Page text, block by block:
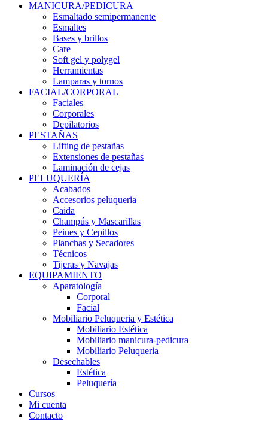
MANICURA/PEDICURA
Esmaltado semipermanente
Esmaltes
Bases y brillos
Care
Soft gel y polygel
Herramientas
Lamparas y tornos
FACIAL/CORPORAL
Faciales
Corporales
Depilatorios
PESTAÑAS
Lifting de pestañas
Extensiones de pestañas
Laminación de cejas
PELUQUERÍA
Acabados
Accesorios peluqueria
Caida
Champús y Mascarillas
Peines y Cepillos
Planchas y Secadores
Técnicos
Tijeras y Navajas
EQUIPAMIENTO
Aparatología
Corporal
Facial
Mobiliario Peluqueria y Estética
Mobiliario Estética
Mobiliario manicura-pedicura
Mobiliario Peluqueria
Desechables
Estética
Peluquería
Cursos
Mi cuenta
Contacto